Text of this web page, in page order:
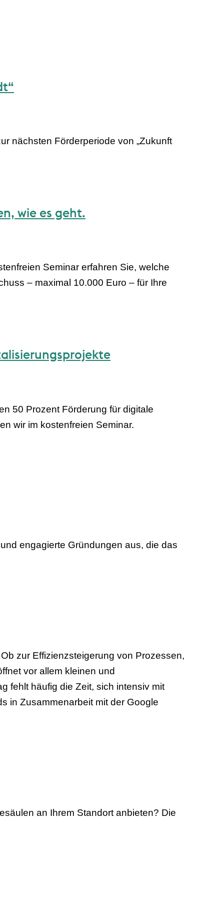
nächsten Förderperiode von „Zukunft
wie es geht.
Seminar erfahren Sie, welche
– maximal 10.000 Euro – für Ihre
50 Prozent Förderung für digitale
wir im kostenfreien Seminar.
engagierte Gründungen aus, die das
zur Effizienzsteigerung von Prozessen,
vor allem kleinen und
fehlt häufig die Zeit, sich intensiv mit
in Zusammenarbeit mit der Google
an Ihrem Standort anbieten? Die